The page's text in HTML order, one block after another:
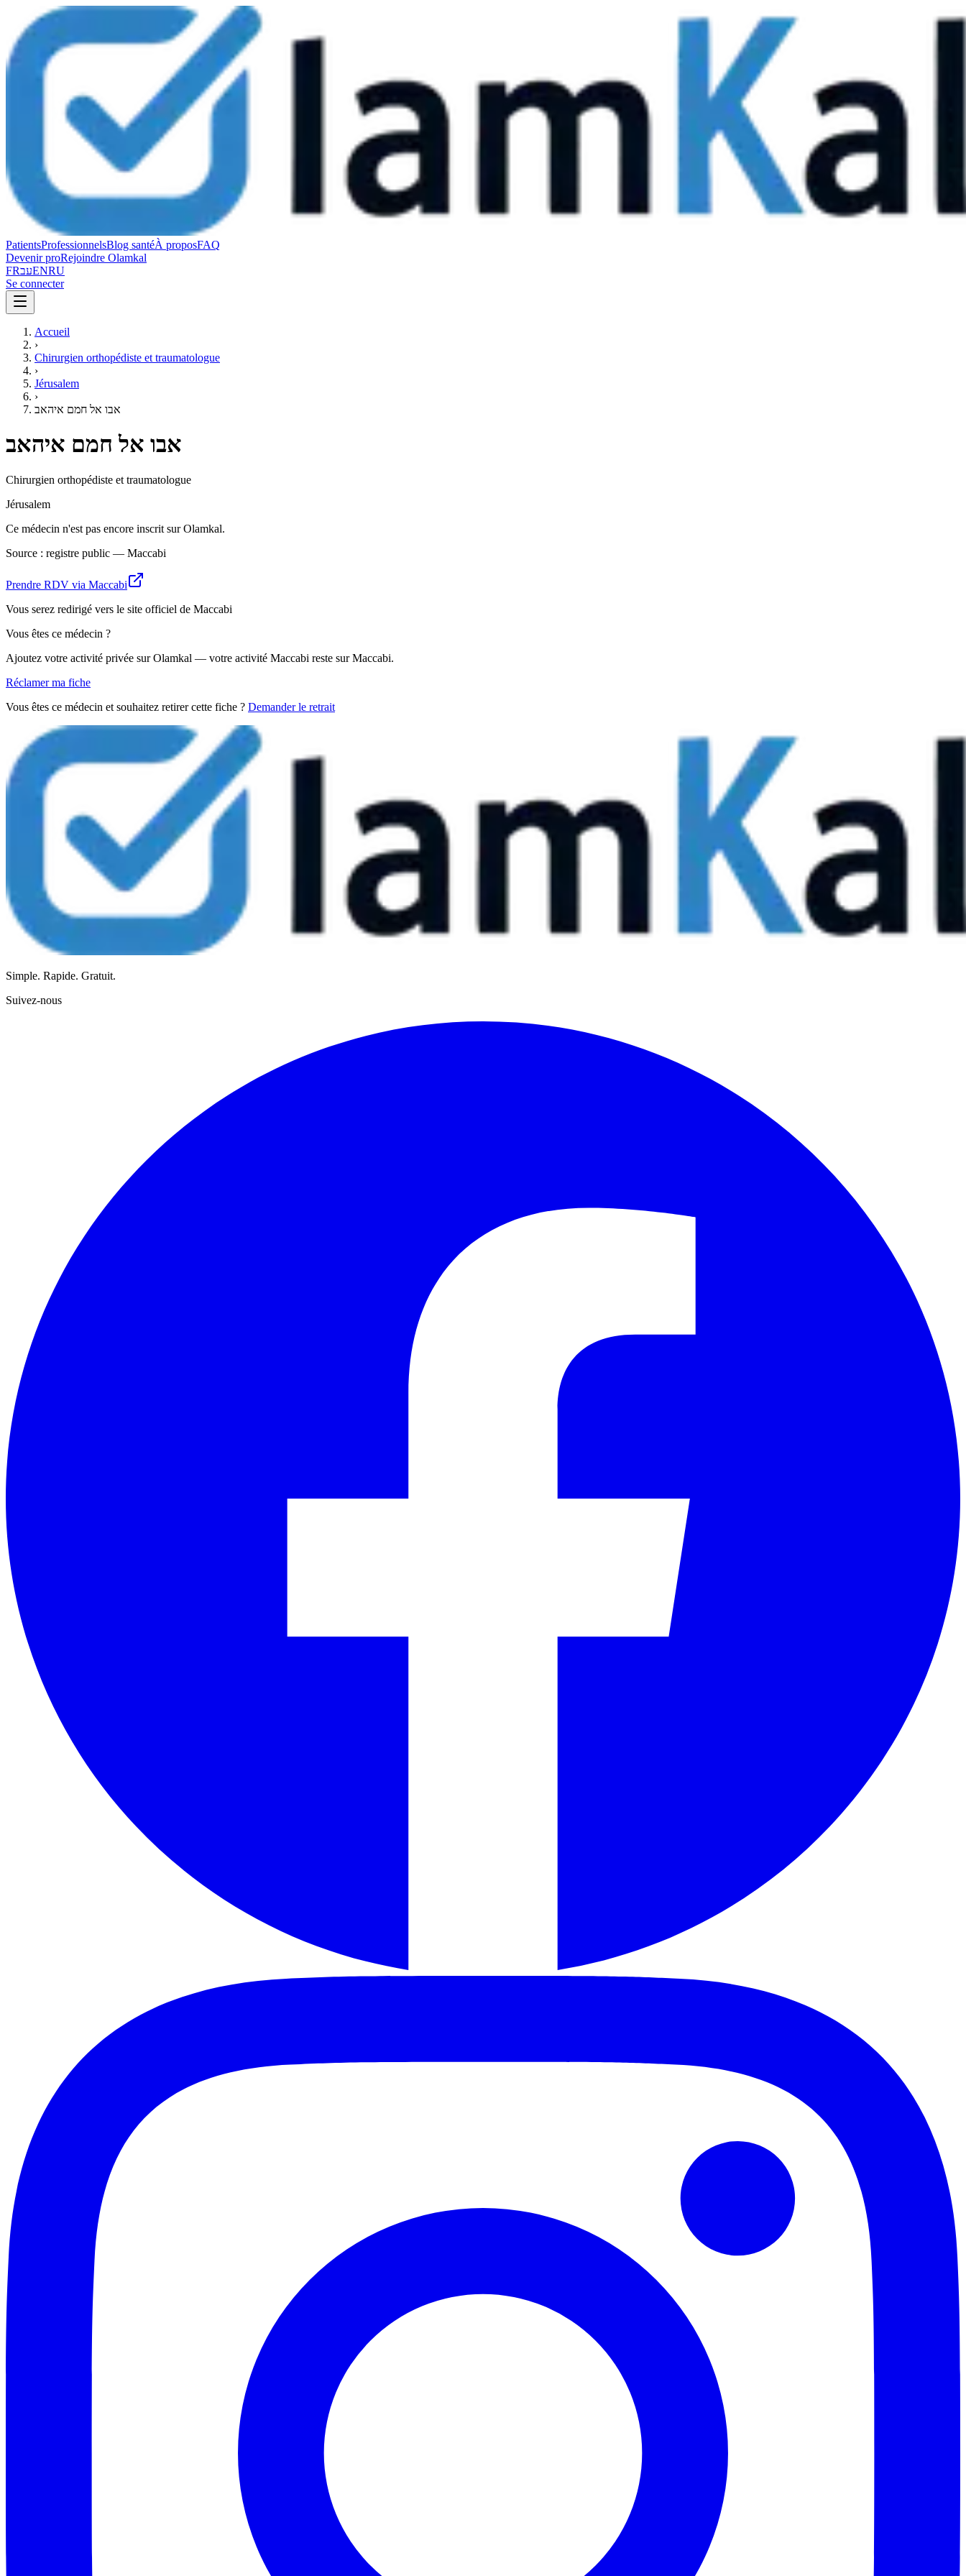
PatientsProfessionnelsBlog santéÀ proposFAQ
Devenir proRejoindre Olamkal
FRעבENRU
Se connecter
Accueil
›
Chirurgien orthopédiste et traumatologue
›
Jérusalem
›
אבו אל חמם איהאב
אבו אל חמם איהאב
Chirurgien orthopédiste et traumatologue
Jérusalem
Ce médecin n'est pas encore inscrit sur Olamkal.
Source : registre public — Maccabi
Prendre RDV via Maccabi
Vous serez redirigé vers le site officiel de Maccabi
Vous êtes ce médecin ?
Ajoutez votre activité privée sur Olamkal — votre activité Maccabi reste sur Maccabi.
Réclamer ma fiche
Vous êtes ce médecin et souhaitez retirer cette fiche ? Demander le retrait
Simple. Rapide. Gratuit.
Suivez-nous